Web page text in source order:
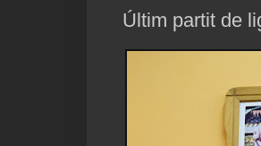
Últim partit de